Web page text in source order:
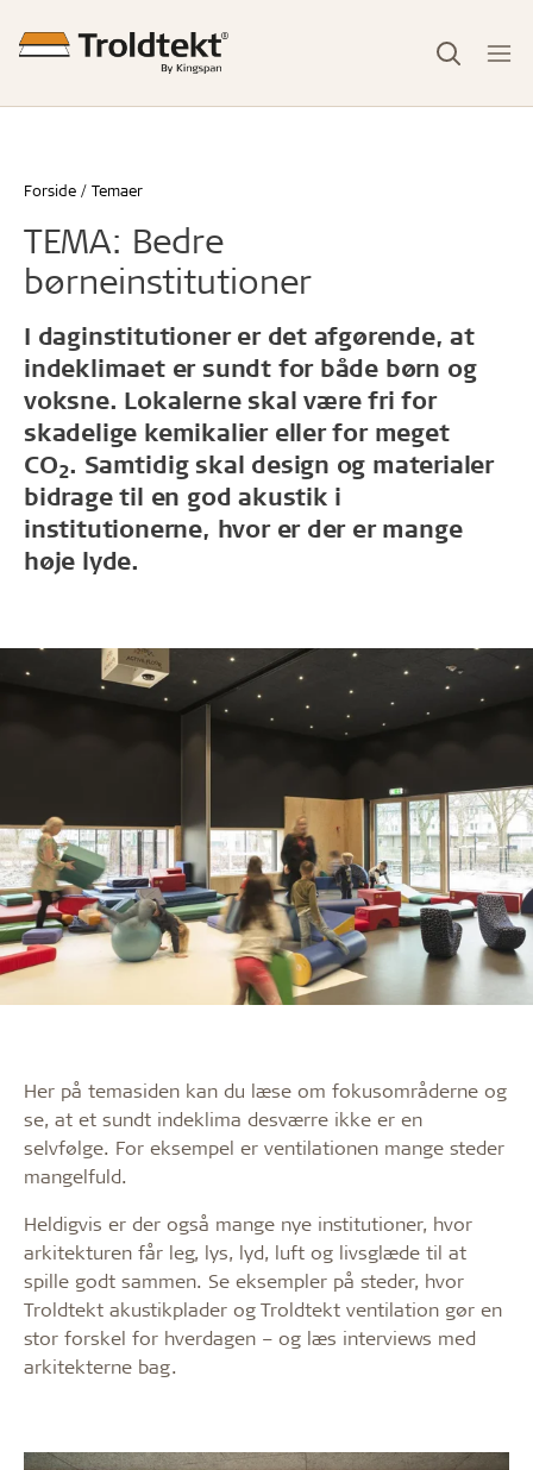
Forside Temaer
TEMA: Bedre
børneinstitutioner
I daginstitutioner er det afgørende, at
indeklimaet er sundt for både børn og
voksne. Lokalerne skal være fri for
skadelige kemikalier eller for meget
CO2. Samtidig skal design og materialer
bidrage til en god akustik i
institutionerne, hvor er der er mange
høje lyde.
Her på temasiden kan du læse om fokusområderne og
se, at et sundt indeklima desværre ikke er en
selvfølge. For eksempel er ventilationen mange steder
mangelfuld.
Heldigvis er der også mange nye institutioner, hvor
arkitekturen får leg, lys, lyd, luft og livsglæde til at
spille godt sammen. Se eksempler på steder, hvor
Troldtekt akustikplader og Troldtekt ventilation gør en
stor forskel for hverdagen – og læs interviews med
arkitekterne bag.